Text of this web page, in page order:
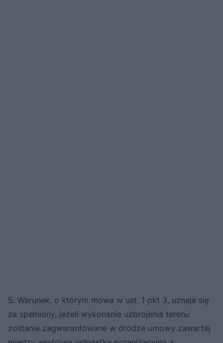
5. Warunek, o którym mowa w ust. 1 pkt 3, uznaje się
za spełniony, jeżeli wykonanie uzbrojenia terenu
zostanie zagwarantowane w drodze umowy zawartej